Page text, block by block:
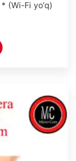
(Wi-Fi yo‘q)